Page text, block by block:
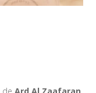
deArd Al Zaafaran